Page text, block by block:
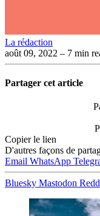
La rédaction
août 09, 2022 – 7 min
Partager cet article
Copier le lien
D'autres façons de
Email WhatsApp
Bluesky Mastodon